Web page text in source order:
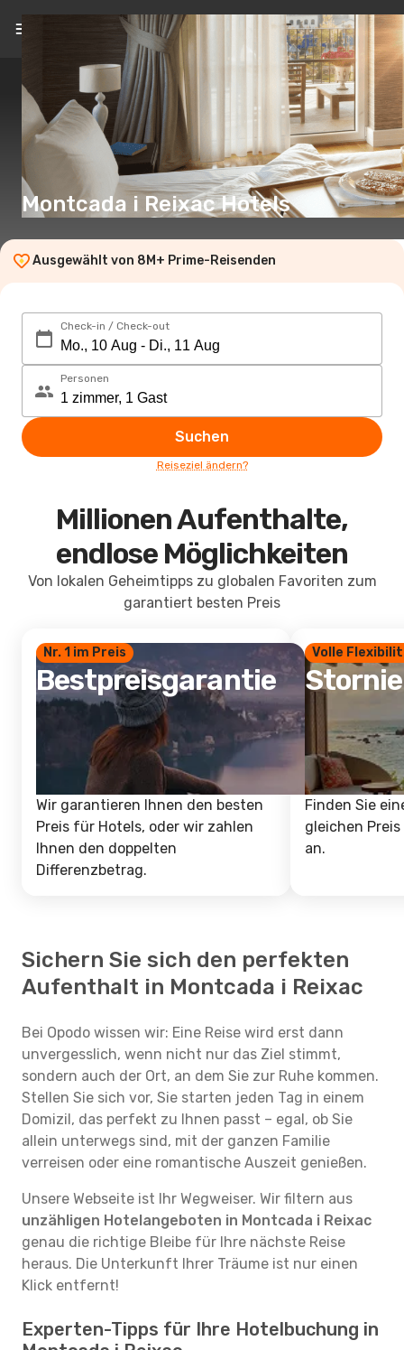
DE(CHF)
Montcada i Reixac Hotels
Ausgewählt von 8M+ Prime-Reisenden
Check-in / Check-out
Personen
Suchen
Reiseziel ändern?
Millionen Aufenthalte,
endlose Möglichkeiten
Von lokalen Geheimtipps zu globalen Favoriten zum
garantiert besten Preis
Nr. 1 im Preis
Bestpreisgarantie
Wir garantieren Ihnen den besten
Preis für Hotels, oder wir zahlen
Ihnen den doppelten
Differenzbetrag.
Volle
Finden Sie
gleichen
an.
Sichern Sie sich den perfekten
Aufenthalt in Montcada i Reixac
Bei Opodo wissen wir: Eine Reise wird erst dann
unvergesslich, wenn nicht nur das Ziel stimmt,
sondern auch der Ort, an dem Sie zur Ruhe kommen.
Stellen Sie sich vor, Sie starten jeden Tag in einem
Domizil, das perfekt zu Ihnen passt – egal, ob Sie
allein unterwegs sind, mit der ganzen Familie
verreisen oder eine romantische Auszeit genießen.
Unsere Webseite ist Ihr Wegweiser. Wir filtern aus
unzähligen Hotelangeboten in Montcada i Reixac
genau die richtige Bleibe für Ihre nächste Reise
heraus. Die Unterkunft Ihrer Träume ist nur einen
Klick entfernt!
Experten-Tipps für Ihre Hotelbuchung in